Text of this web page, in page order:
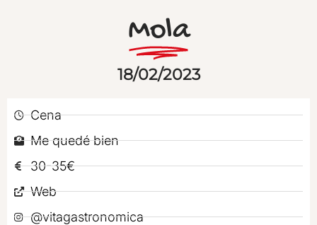
Mola
18/02/2023
Cena
Me quedé bien
30-35€
Web
@vitagastronomica